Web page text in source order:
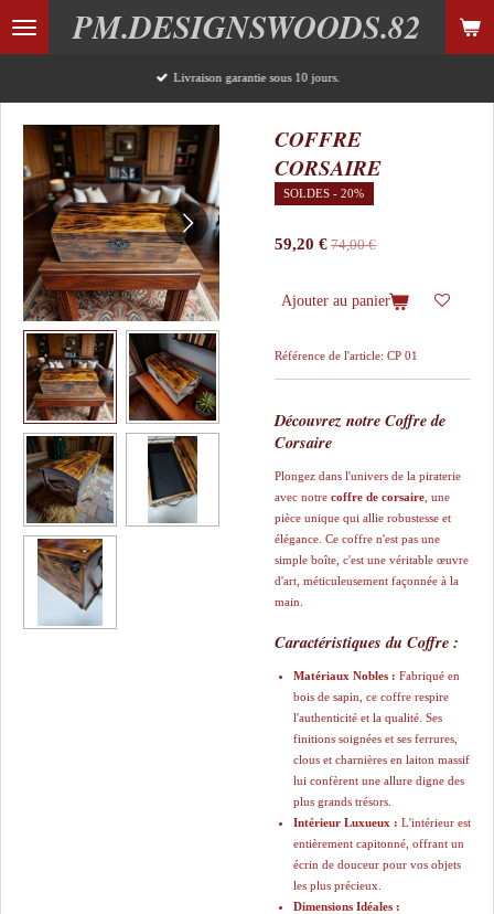
Passer
PM.DESIGNSWOODS.82
Livraison garantie sous 10 jours.
COFFRE
CORSAIRE
SOLDES - 20%
59,20 € 74,00 €
Ajouter au panier
Référence de l'article: CP 01
Découvrez notre Coffre de
Corsaire
​Plongez dans l'univers de la piraterie
avec notre coffre de corsaire , une
pièce unique qui allie robustesse et
élégance. Ce coffre n'est pas une
simple boîte, c'est une véritable œuvre
d'art, méticuleusement façonnée à la
main.
Caractéristiques du Coffre :
Matériaux Nobles : Fabriqué en
bois de sapin, ce coffre respire
l'authenticité et la qualité. Ses
finitions soignées et ses ferrures,
clous et charnières en laiton massif
lui confèrent une allure digne des
plus grands trésors.
Intérieur Luxueux : L'intérieur est
entièrement capitonné, offrant un
écrin de douceur pour vos objets
les plus précieux.
Dimensions Idéales :